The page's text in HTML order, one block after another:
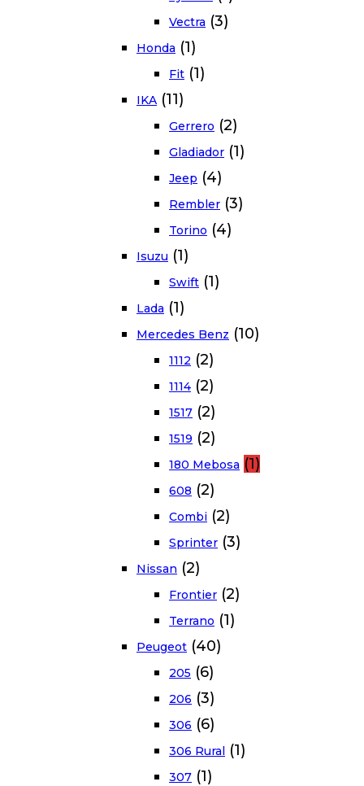
Vectra (3)
Honda (1)
Fit (1)
IKA (11)
Gerrero (2)
Gladiador (1)
Jeep (4)
Rembler (3)
Torino (4)
Isuzu (1)
Swift (1)
Lada (1)
Mercedes Benz (10)
1112 (2)
1114 (2)
1517 (2)
1519 (2)
180 Mebosa (1)
608 (2)
Combi (2)
Sprinter (3)
Nissan (2)
Frontier (2)
Terrano (1)
Peugeot (40)
205 (6)
206 (3)
306 (6)
306 Rural (1)
307 (1)